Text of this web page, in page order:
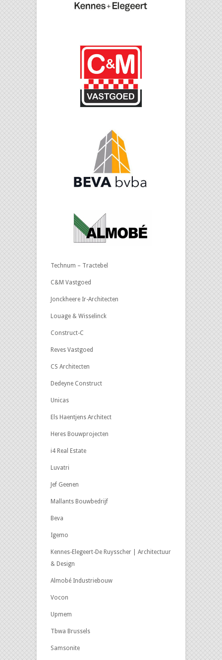
Technum – Tractebel
C&M Vastgoed
Jonckheere Ir-Architecten
Louage & Wisselinck
Construct-C
Reves Vastgoed
CS Architecten
Dedeyne Construct
Unicas
Els Haentjens Architect
Heres Bouwprojecten
i4 Real Estate
Luvatri
Jef Geenen
Mallants Bouwbedrijf
Beva
Igemo
Kennes-Elegeert-De Ruysscher | Architectuur
& Design
Almobé Industriebouw
Vocon
Upmem
Tbwa Brussels
Samsonite